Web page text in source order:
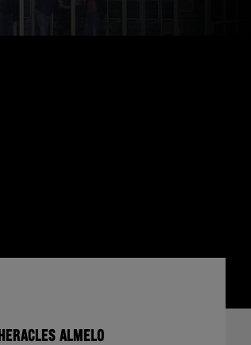
HERACLES ALMELO